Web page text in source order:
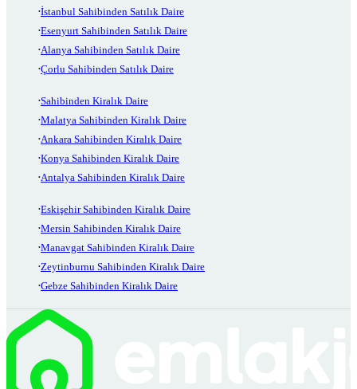
İstanbul Sahibinden Satılık Daire
Esenyurt Sahibinden Satılık Daire
Alanya Sahibinden Satılık Daire
Çorlu Sahibinden Satılık Daire
Sahibinden Kiralık Daire
Malatya Sahibinden Kiralık Daire
Ankara Sahibinden Kiralık Daire
Konya Sahibinden Kiralık Daire
Antalya Sahibinden Kiralık Daire
Eskişehir Sahibinden Kiralık Daire
Mersin Sahibinden Kiralık Daire
Manavgat Sahibinden Kiralık Daire
Zeytinburnu Sahibinden Kiralık Daire
Gebze Sahibinden Kiralık Daire